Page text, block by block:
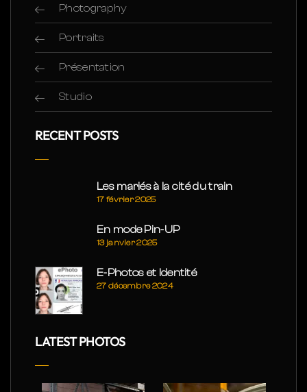
Photography
Portraits
Présentation
Studio
RECENT POSTS
Les mariés à la cité du train
17 février 2025
En mode Pin-UP
13 janvier 2025
E-Photos et Identité
27 décembre 2024
LATEST PHOTOS